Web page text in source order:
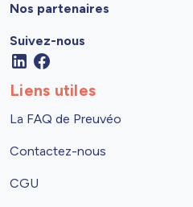
Nos partenaires
Suivez-nous
Liens utiles
La FAQ de Preuvéo
Contactez-nous
CGU